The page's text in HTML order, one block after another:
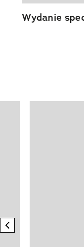
Wydanie
previous element